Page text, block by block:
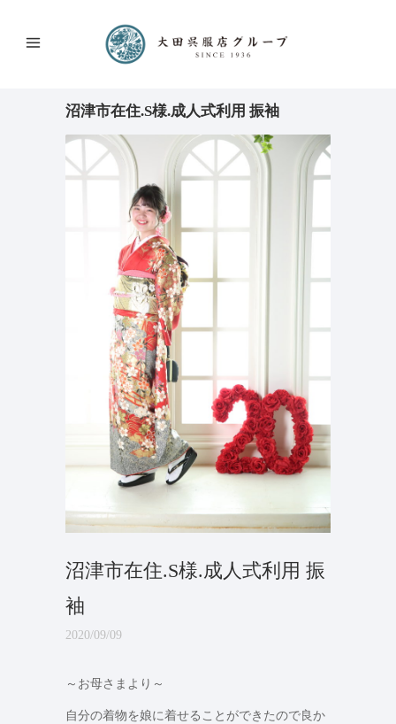
沼津市在住.S様.成人式利用 振袖
沼津市在住.S様.成人式利用 振
袖
2020/09/09
～お母さまより～
自分の着物を娘に着せることができたので良か